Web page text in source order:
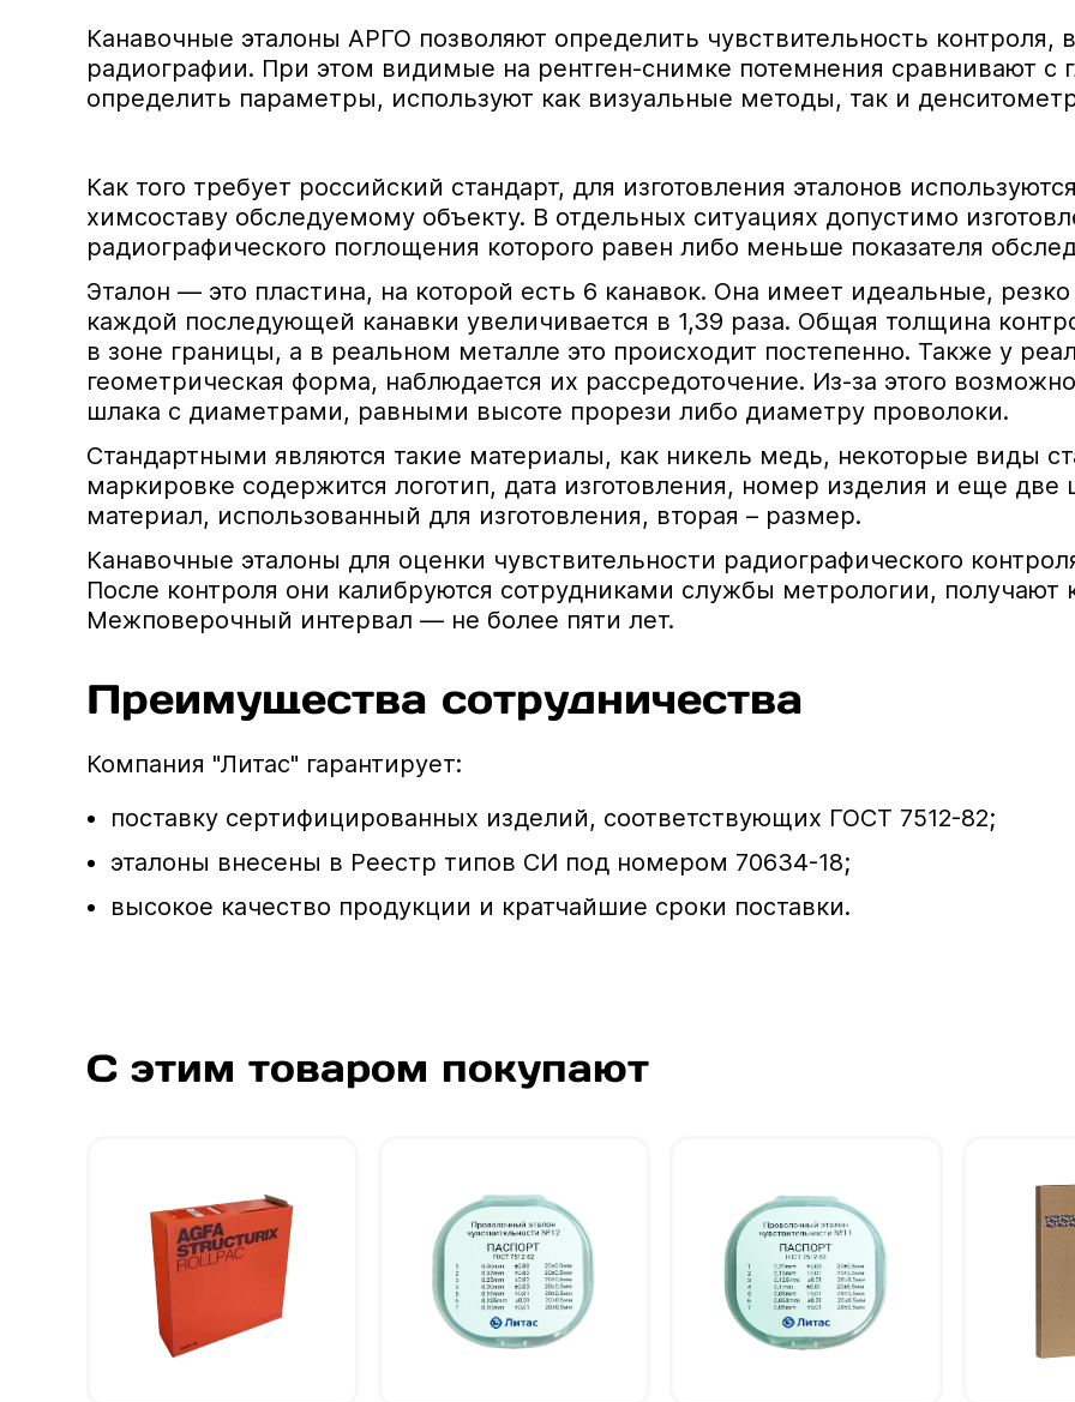
Канавочные эталоны АРГО позволяют определить чувствительность
радиографии. При этом видимые на рентген-снимке потемнения сравнивают с
определить параметры, используют как визуальные методы, так и
Как того требует российский стандарт, для изготовления эталонов
химсоставу обследуемому объекту. В отдельных ситуациях допустимо
радиографического поглощения которого равен либо меньше показателя
Эталон — это пластина, на которой есть 6 канавок. Она имеет идеальные,
каждой последующей канавки увеличивается в 1,39 раза. Общая толщина
в зоне границы, а в реальном металле это происходит постепенно. Также у
геометрическая форма, наблюдается их рассредоточение. Из-за этого
шлака с диаметрами, равными высоте прорези либо диаметру проволоки.
Стандартными являются такие материалы, как никель медь, некоторые виды
маркировке содержится логотип, дата изготовления, номер изделия и еще
материал, использованный для изготовления, вторая – размер.
Канавочные эталоны для оценки чувствительности радиографического
После контроля они калибруются сотрудниками службы метрологии, получают
Межповерочный интервал — не более пяти лет.
Преимущества сотрудничества
Компания "Литас" гарантирует:
поставку сертифицированных изделий, соответствующих ГОСТ 7512-82;
эталоны внесены в Реестр типов СИ под номером 70634-18;
высокое качество продукции и кратчайшие сроки поставки.
С этим товаром покупают